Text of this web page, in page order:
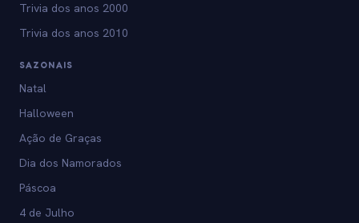
Trivia dos anos 2000
Trivia dos anos 2010
SAZONAIS
Natal
Halloween
Ação de Graças
Dia dos Namorados
Páscoa
4 de Julho